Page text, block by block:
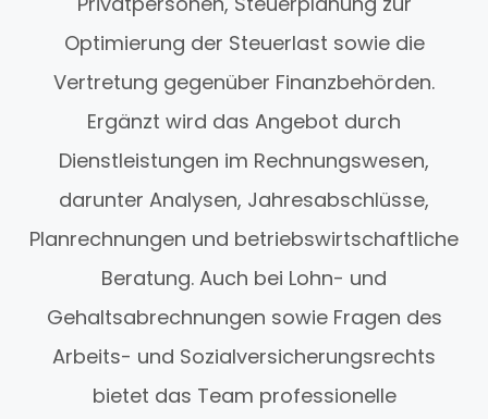
Optimierung der Steuerlast sowie die
Vertretung gegenüber Finanzbehörden.
Ergänzt wird das Angebot durch
Dienstleistungen im Rechnungswesen,
darunter Analysen, Jahresabschlüsse,
Planrechnungen und betriebswirtschaftliche
Beratung. Auch bei Lohn- und
Gehaltsabrechnungen sowie Fragen des
Arbeits- und Sozialversicherungsrechts
bietet das Team professionelle